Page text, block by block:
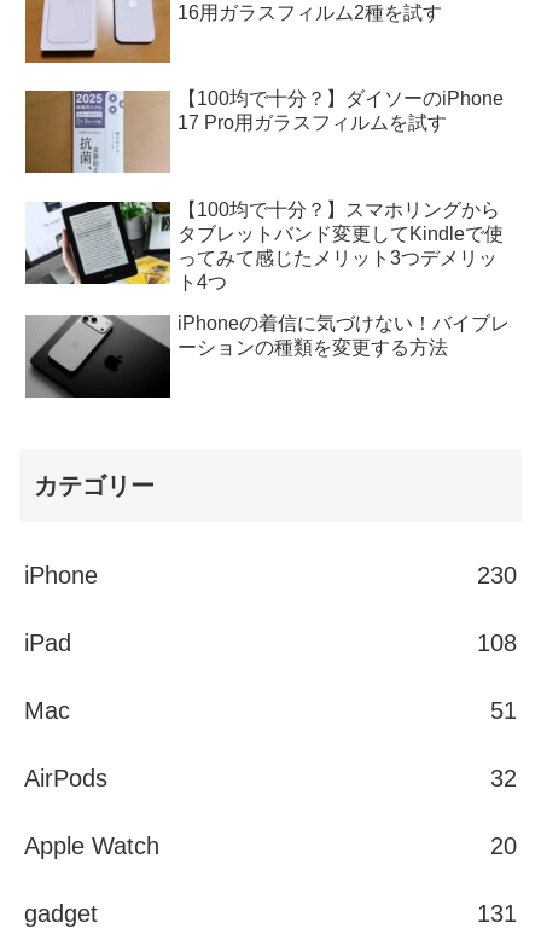
16用ガラスフィルム2種を試す
【100均で十分？】ダイソーのiPhone
17 Pro用ガラスフィルムを試す
【100均で十分？】スマホリングから
タブレットバンド変更してKindleで使
ってみて感じたメリット3つデメリッ
ト4つ
iPhoneの着信に気づけない！バイブレ
ーションの種類を変更する方法
カテゴリー
iPhone 230
iPad 108
Mac 51
AirPods 32
Apple Watch 20
gadget 131